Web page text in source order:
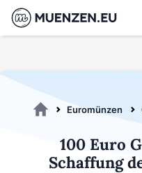
Euromünzen
100 Euro
Schaffung